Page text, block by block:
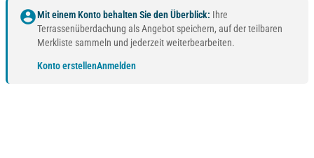
account_circleMit einem Konto behalten Sie den Überblick: Ihre
Terrassenüberdachung als Angebot speichern, auf der teilbaren
Merkliste sammeln und jederzeit weiterbearbeiten.
Konto erstellenAnmelden